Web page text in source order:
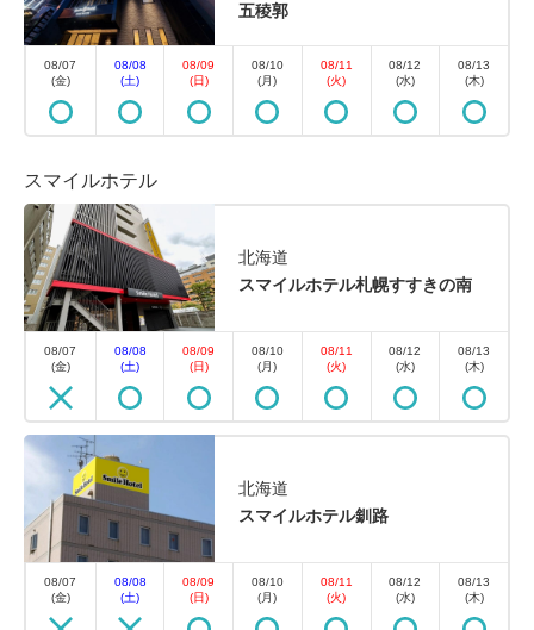
空室なし
空室カレンダー
五稜郭
08/07
(金)
08/08
(土)
08/09
(日)
08/10
(月)
08/11
(火)
08/12
(水)
08/13
(木)
スマイルホテル
北海道
スマイルホテル札幌すすきの南
08/07
(金)
08/08
(土)
08/09
(日)
08/10
(月)
08/11
(火)
08/12
(水)
08/13
(木)
北海道
スマイルホテル釧路
08/07
(金)
08/08
(土)
08/09
(日)
08/10
(月)
08/11
(火)
08/12
(水)
08/13
(木)